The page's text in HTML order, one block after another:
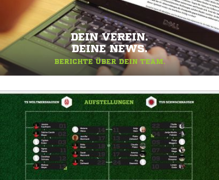
DEIN VEREIN.
DEINE NEWS.
BERICHTE ÜBER DEIN TEAM.